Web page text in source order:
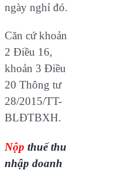
ngày nghỉ đó.
Căn cứ khoản
2 Điều 16,
khoản 3 Điều
20 Thông tư
28/2015/TT-
BLĐTBXH.
Nộpthuế thu
nhập doanh